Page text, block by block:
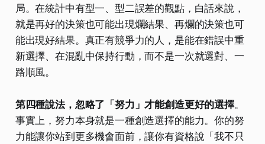
局。在統計中有型一、型二誤差的觀點，白話來說，
就是再好的決策也可能出現爛結果、再爛的決策也可
能出現好結果。真正有競爭力的人，是能在錯誤中重
新選擇、在混亂中保持行動，而不是一次就選對、一
路順風。
第四種說法，忽略了「努力」才能創造更好的選擇。
事實上，努力本身就是一種創造選擇的能力。你的努
力能讓你站到更多機會面前，讓你有資格說「我不只